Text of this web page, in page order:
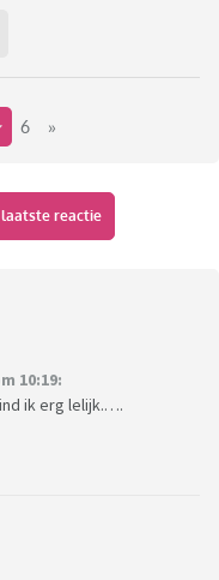
laatste jaren heb ik
naar werk of
die en
Ik wil ze dragen
alsof schoenen of
Wie weet heeft
comfortabele
6 »
laatste reactie
10:19:
ik erg lelijk.….